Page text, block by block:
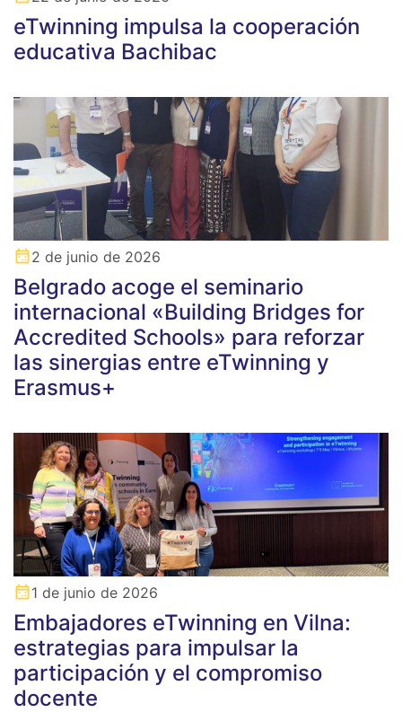
eTwinning impulsa la cooperación
educativa Bachibac
2 de junio de 2026
Belgrado acoge el seminario
internacional «Building Bridges for
Accredited Schools» para reforzar
las sinergias entre eTwinning y
Erasmus+
1 de junio de 2026
Embajadores eTwinning en Vilna:
estrategias para impulsar la
participación y el compromiso
docente